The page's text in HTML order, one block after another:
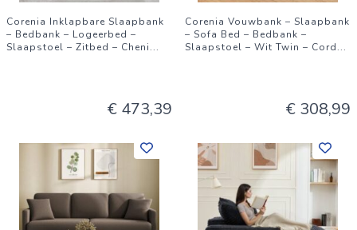
Corenia Inklapbare Slaapbank
– Bedbank – Logeerbed –
Slaapstoel – Zitbed – Cheni...
€ 473,39
Corenia Vouwbank – Slaapbank
– Sofa Bed – Bedbank –
Slaapstoel – Wit Twin – Cord...
€ 308,99